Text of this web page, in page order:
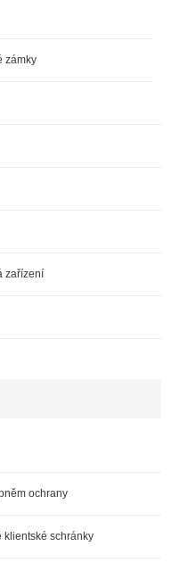
zámky
zařízení
ochrany
klientské schránky